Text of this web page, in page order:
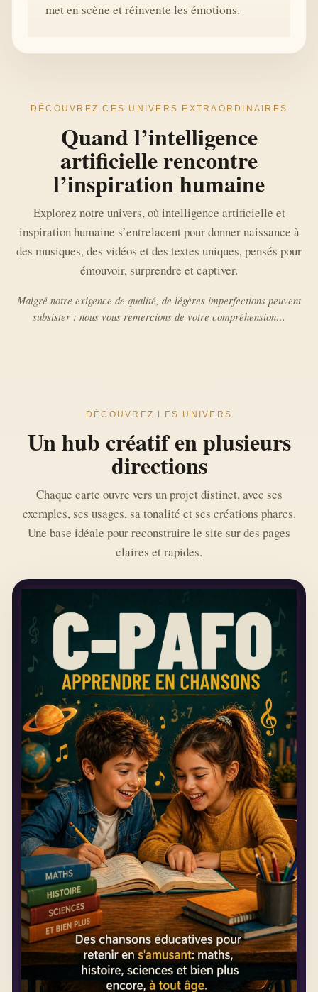
met en scène et réinvente les émotions.
DÉCOUVREZ CES UNIVERS EXTRAORDINAIRES
Quand l’intelligence
artificielle rencontre
l’inspiration humaine
Explorez notre univers, où intelligence artificielle et
inspiration humaine s’entrelacent pour donner naissance à
des musiques, des vidéos et des textes uniques, pensés pour
émouvoir, surprendre et captiver.
Malgré notre exigence de qualité, de légères imperfections peuvent
subsister : nous vous remercions de votre compréhension…
DÉCOUVREZ LES UNIVERS
Un hub créatif en plusieurs
directions
Chaque carte ouvre vers un projet distinct, avec ses
exemples, ses usages, sa tonalité et ses créations phares.
Une base idéale pour reconstruire le site sur des pages
claires et rapides.